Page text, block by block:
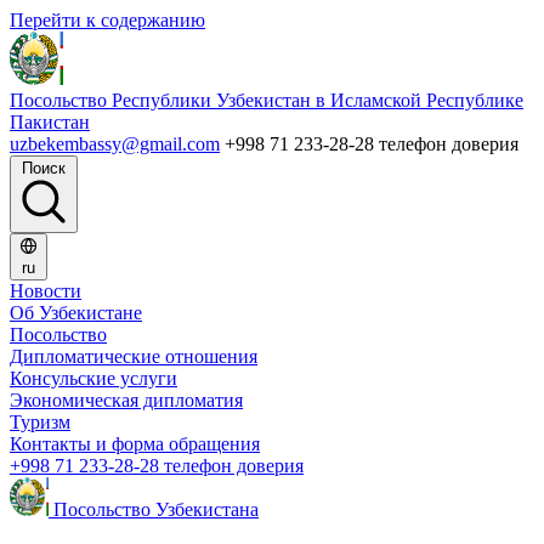
Перейти к содержанию
Посольство Республики Узбекистан в Исламской Республике
Пакистан
uzbekembassy@gmail.com +998 71 233-28-28 телефон доверия
Поиск
ru
Новости
Об Узбекистане
Посольство
Дипломатические отношения
Консульские услуги
Экономическая дипломатия
Туризм
Контакты и форма обращения
+998 71 233-28-28 телефон доверия
Посольство Узбекистана